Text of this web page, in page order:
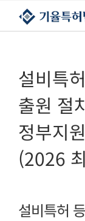
콘텐츠로
건너뛰기
설비특
출원 절
정부지
(2026
설비특허